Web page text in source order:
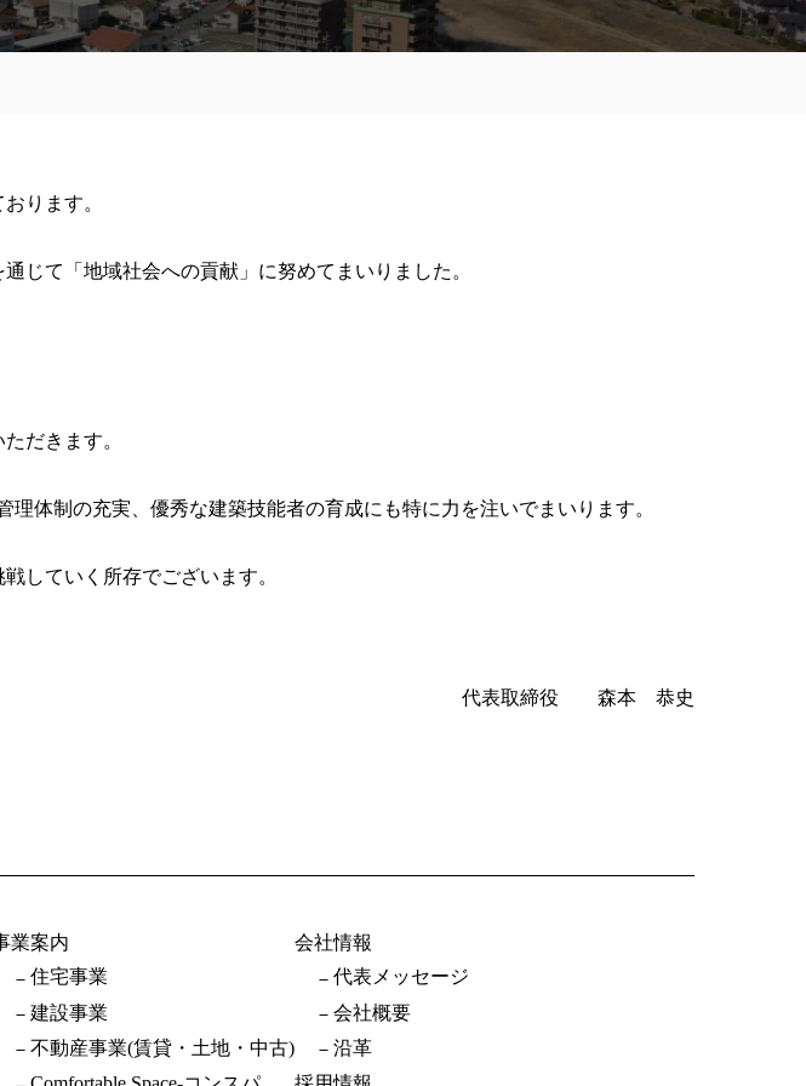
ります。
じて「地域社会への貢献」に努めてまいりました。
だきます。
体制の充実、優秀な建築技能者の育成にも特に力を注いでまいります。
していく所存でございます。
代表取締役 森本 恭史
業案内
住宅事業
建設事業
不動産事業(賃貸・土地・中古)
会社情報
代表メッセージ
会社概要
沿革